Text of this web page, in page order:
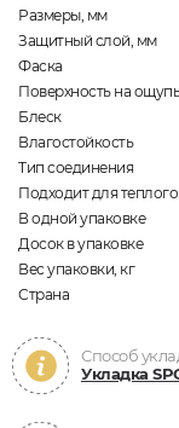
Размеры, мм
Защитный слой, мм
Фаска
Поверхность на ощупь
Блеск
Влагостойкость
Тип соединения
Подходит для
В одной упаковке
Досок в упаковке
Вес упаковки, кг
Страна
Способ
Укладка